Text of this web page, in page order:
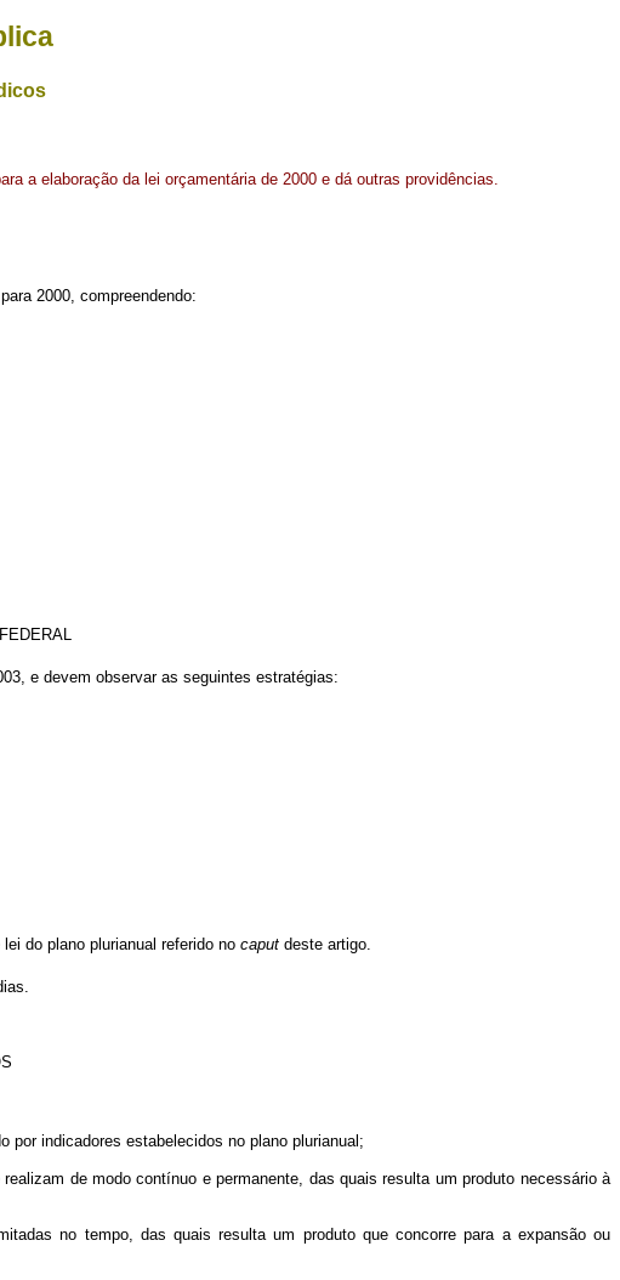
a elaboração da lei orçamentária de 2000 e dá outras providências.
2000, compreendendo:
e devem observar as seguintes estratégias:
do plano plurianual referido no caput deste artigo.
por indicadores estabelecidos no plano plurianual;
de modo contínuo e permanente, das quais resulta um produto necessário à
no tempo, das quais resulta um produto que concorre para a expansão ou